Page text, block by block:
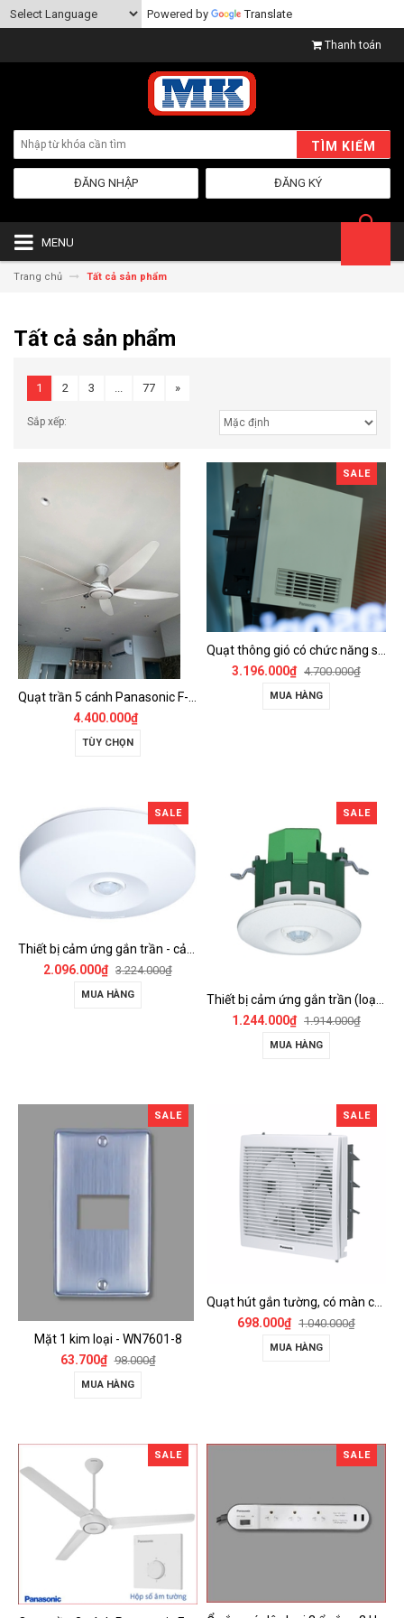
Powered by Translate
Thanh toán
TÌM KIẾM
ĐĂNG KÝ
ĐĂNG NHẬP
MENU
Trang chủ Tất cả sản phẩm
Tất cả sản phẩm
Sắp xếp:
1 2 3 ... 77 »
4.400.000₫
TÙY CHỌN
SALE
Quạt thông gió có chức năng sưởi ấm, dùng cho phòng tắm - FV-30BZ1
3.196.000₫ 4.700.000₫
MUA HÀNG
SALE
2.096.000₫ 3.224.000₫
MUA HÀNG
SALE
1.244.000₫ 1.914.000₫
MUA HÀNG
SALE
Mặt 1 kim loại - WN7601-8
63.700₫ 98.000₫
MUA HÀNG
SALE
698.000₫ 1.040.000₫
MUA HÀNG
SALE SALE